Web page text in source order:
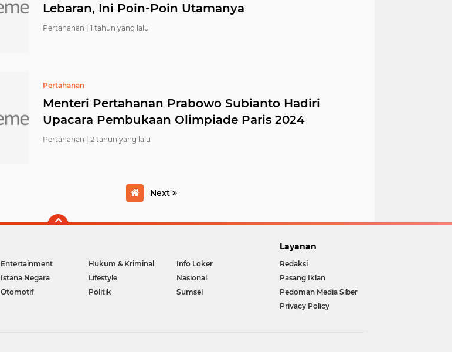
Lebaran, Ini Poin-Poin Utamanya
Pertahanan | 1 tahun yang lalu
Pertahanan
Menteri Pertahanan Prabowo Subianto Hadiri
Upacara Pembukaan Olimpiade Paris 2024
Pertahanan | 2 tahun yang lalu
Next
Entertainment Hukum & Kriminal
Info Loker
Istana Negara Lifestyle
Nasional
Otomotif Politik Sumsel
Layanan
Redaksi
Pasang Iklan
Pedoman Media Siber
Privacy Policy